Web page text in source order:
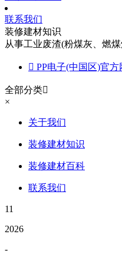
联系我们
装修建材知识
从事工业废渣(粉煤灰、燃
 PP电子(中国区)官方
全部分类
×
关于我们
装修建材知识
装修建材百科
联系我们
11
2026
-